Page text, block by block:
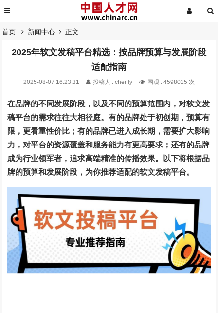
首页 新闻中心 正文
2025年软文发稿平台精选：按品牌预算与发展阶段
适配指南
2025-08-07 16:23:31 投稿人 : chenly 围观 : 4598015 次
在品牌的不同发展阶段，以及不同的预算范围内，对软文发
稿平台的需求往往大相径庭。有的品牌处于初创期，预算有
限，更看重性价比；有的品牌已进入成长期，需要扩大影响
力，对平台的资源覆盖和服务能力有更高要求；还有的品牌
成为行业领军者，追求高端精准的传播效果。以下将根据品
牌的预算和发展阶段，为你推荐适配的软文发稿平台。